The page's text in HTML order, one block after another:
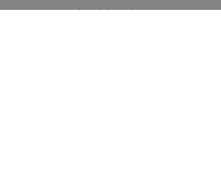
Administration